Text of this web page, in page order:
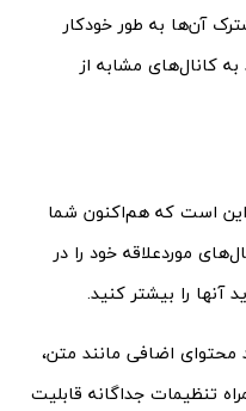
آن‌ها به طور خودکار
کانال‌های مشابه از
این است که هم‌اکنون شما
موردعلاقه خود را در
آنها را بیشتر کنید.
اضافی مانند متن،
تنظیمات جداگانه قابلیت